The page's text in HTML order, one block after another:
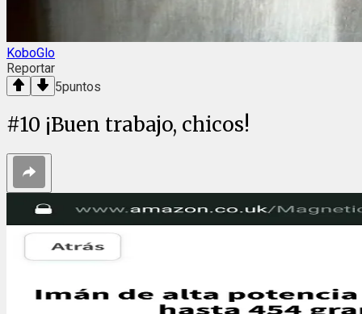
KoboGlo
Reportar
5puntos
#10 ¡Buen trabajo, chicos!